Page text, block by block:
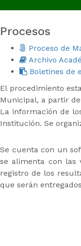
Procesos
Proceso de
Archivo
Boletines de
El procedimiento
Municipal, a partir
La información de
Institución. Se
Se cuenta con un
se alimenta con las
registro de los
que serán